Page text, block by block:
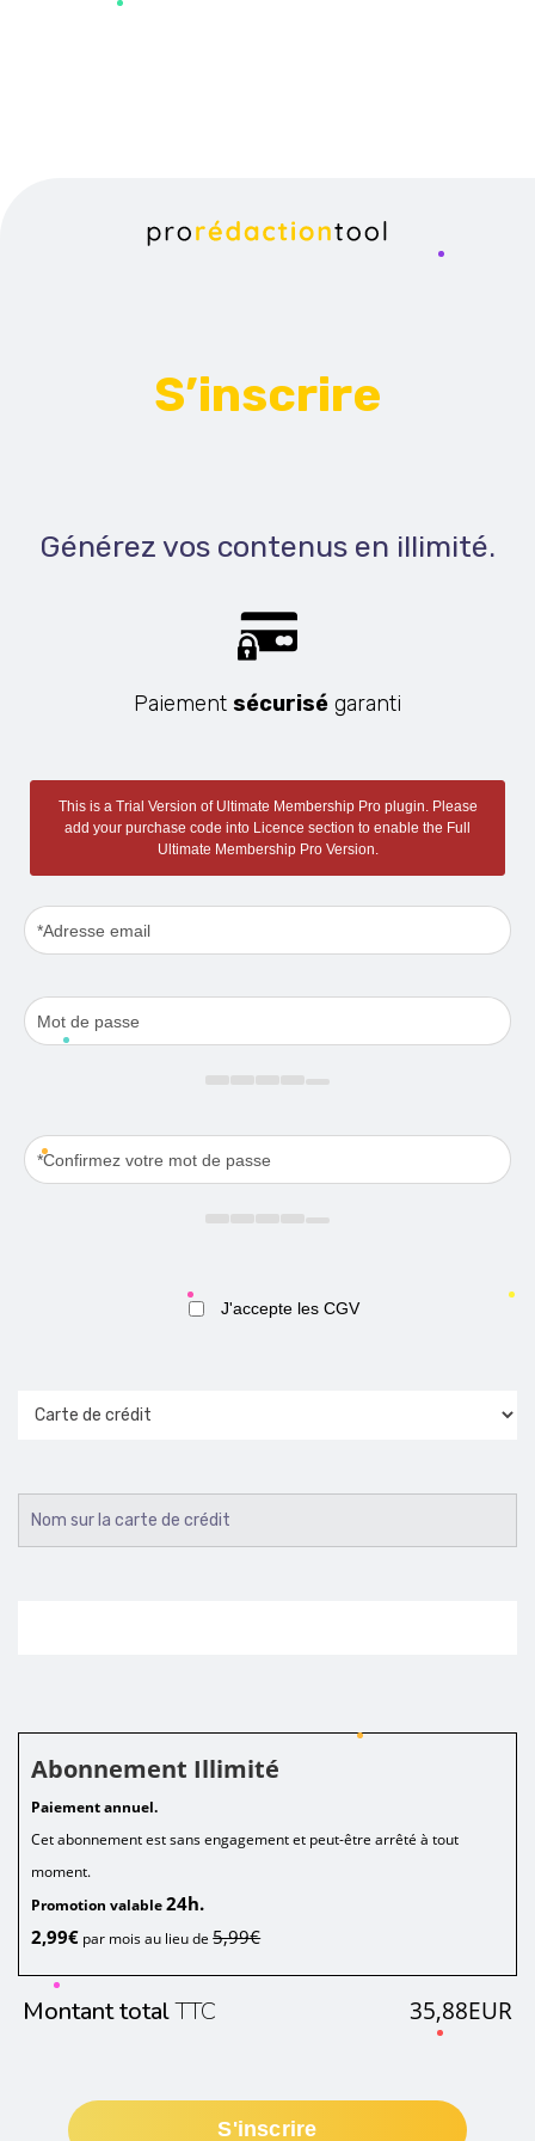
S’inscrire
Générez vos contenus en illimité.
Paiement sécurisé garanti
This is a Trial Version of Ultimate Membership Proplugin. Please
add your purchase code into Licence section to enable the Full
Ultimate Membership ProVersion.
J'accepte les CGV
Abonnement Illimité
Paiement annuel.
Cet abonnement est sans engagement et peut-être arrêté à tout
moment.
Promotion valable24h.
2,99€ par mois au lieu de5,99€
Montant totalTTC 35,88EUR